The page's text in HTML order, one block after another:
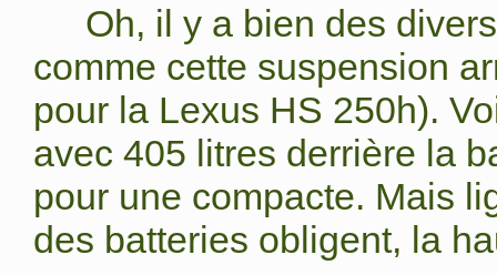
Oh, il y a bien des
comme cette suspension
pour la Lexus HS 250h).
avec 405 litres derrière la
pour une compacte. Mais
des batteries obligent, la